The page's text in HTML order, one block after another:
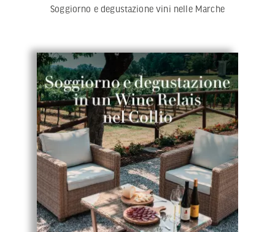
Soggiorno e degustazione vini nelle Marche